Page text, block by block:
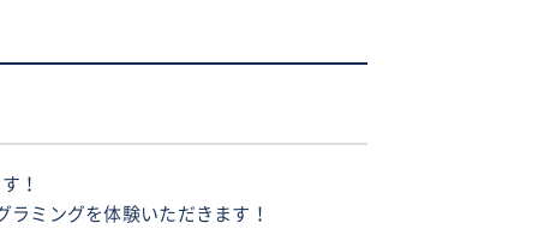
！
ミングを体験いただきます！